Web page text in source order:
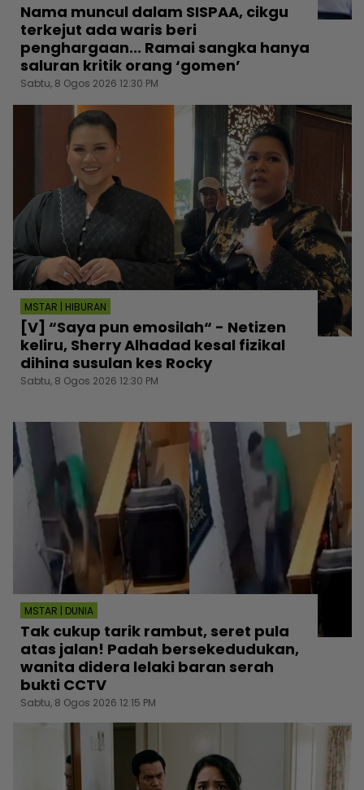
Nama muncul dalam SISPAA, cikgu
terkejut ada waris beri
penghargaan... Ramai sangka hanya
saluran kritik orang ‘gomen’
Sabtu, 8 Ogos 2026 12:30 PM
MSTAR | HIBURAN
[V] “Saya pun emosilah“ - Netizen
keliru, Sherry Alhadad kesal fizikal
dihina susulan kes Rocky
Sabtu, 8 Ogos 2026 12:30 PM
MSTAR | DUNIA
Tak cukup tarik rambut, seret pula
atas jalan! Padah bersekedudukan,
wanita didera lelaki baran serah
bukti CCTV
Sabtu, 8 Ogos 2026 12:15 PM